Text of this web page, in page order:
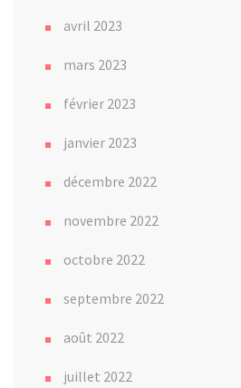
avril 2023
mars 2023
février 2023
janvier 2023
décembre 2022
novembre 2022
octobre 2022
septembre 2022
août 2022
juillet 2022